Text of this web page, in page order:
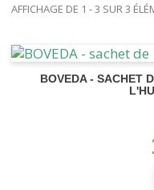
AFFICHAGE DE 1 - 3 SUR 3
BOVEDA - SACHET